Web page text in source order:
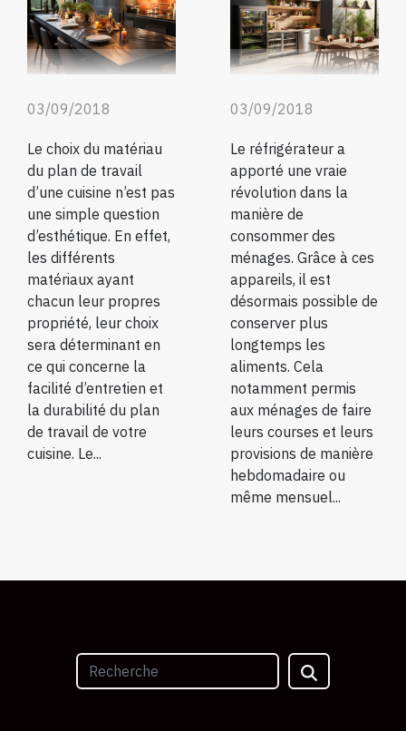
03/09/2018
Le choix du matériau
du plan de travail
d’une cuisine n’est pas
une simple question
d’esthétique. En effet,
les différents
matériaux ayant
chacun leur propres
propriété, leur choix
sera déterminant en
ce qui concerne la
facilité d’entretien et
la durabilité du plan
de travail de votre
cuisine. Le...
03/09/2018
Le réfrigérateur a
apporté une vraie
révolution dans la
manière de
consommer des
ménages. Grâce à ces
appareils, il est
désormais possible de
conserver plus
longtemps les
aliments. Cela
notamment permis
aux ménages de faire
leurs courses et leurs
provisions de manière
hebdomadaire ou
même mensuel...